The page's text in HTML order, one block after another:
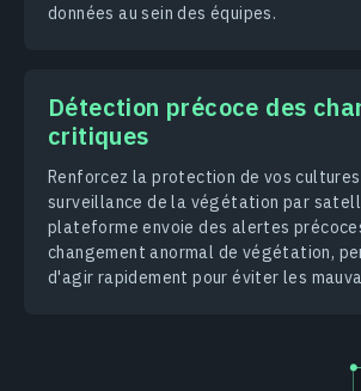
données au sein des équipes.
Détection précoce des
critiques
Renforcez la protection de vos
surveillance de la végétation par
plateforme envoie des alertes
changement anormal de végétation,
d'agir rapidement pour éviter les